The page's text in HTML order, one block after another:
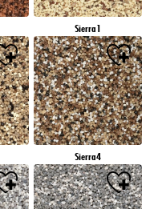
Sierra1
Sierra4